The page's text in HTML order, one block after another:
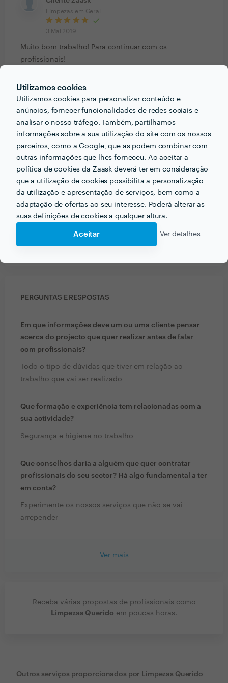
Utilizamos cookies
Utilizamos cookies para personalizar conteúdo e
anúncios, fornecer funcionalidades de redes sociais e
analisar o nosso tráfego. Também, partilhamos
informações sobre a sua utilização do site com os nossos
parceiros, como a Google, que as podem combinar com
outras informações que lhes forneceu. Ao aceitar a
política de cookies da Zaask deverá ter em consideração
que a utilização de cookies possibilita a personalização
da utilização e apresentação de serviços, bem como a
adaptação de ofertas ao seu interesse. Poderá alterar as
suas definições de cookies a qualquer altura.
Aceitar Ver detalhes
Limpezas em Geral
3 Mai 2019
Muito bom trabalho! Para continuar com os
profissionais!
Nuno Gomes
Limpezas em Geral
Gostámos do trabalho executado e do
profissionalismo dos colaboradores da empresa, assim
como a simpatia em todas as abordagens.
Recomendamos o serviço.
Céu Ribeiro
Empresa pontual, com trabalho de qualidade.
PERGUNTAS E RESPOSTAS
Em que informações deve um ou uma cliente pensar
acerca do projecto que quer realizar antes de falar
com profissionais?
Todo o tipo de dúvidas que tiver em relação ao
trabalho que vai ser realizado
Que formação e experiência tem relacionadas com a
sua actividade?
Segurança e higiene no trabalho
Que conselhos daria a alguém que quer contratar
profissionais do seu sector? Há algo fundamental a ter
em conta?
Experimente os nossos serviços que não se vai
arrepender
Ver mais
Receba várias propostas de profissionais como
Limpezas Querido em poucas horas.
Outros serviços proporcionados por Limpezas Querido